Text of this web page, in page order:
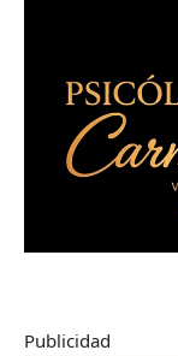
Publicidad